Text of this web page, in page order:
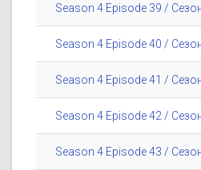
Season 4 Episode 39 /
Season 4 Episode 40 /
Season 4 Episode 41 /
Season 4 Episode 42 /
Season 4 Episode 43 /